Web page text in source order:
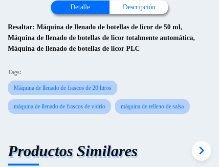
Detalle Descripción
Resaltar: Máquina de llenado de botellas de licor de 50 ml,
Máquina de llenado de botellas de licor totalmente automática,
Máquina de llenado de botellas de licor PLC
Tags:
Máquina de llenado de frascos de 20 litros
máquina de llenado de frascos de vidrio máquina de relleno de salsa
Productos Similares